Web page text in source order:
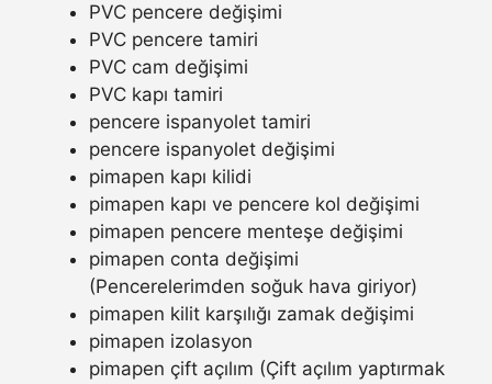
PVC pencere değişimi
PVC pencere tamiri
PVC cam değişimi
PVC kapı tamiri
pencere ispanyolet tamiri
pencere ispanyolet değişimi
pimapen kapı kilidi
pimapen kapı ve pencere kol değişimi
pimapen pencere menteşe değişimi
pimapen conta değişimi
(Pencerelerimden soğuk hava giriyor)
pimapen kilit karşılığı zamak değişimi
pimapen izolasyon
pimapen çift açılım (Çift açılım yaptırmak